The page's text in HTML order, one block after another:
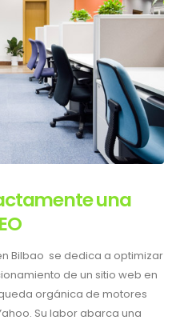
una
Bilbao se dedica a optimizar
de un sitio web en
orgánica de motores
Su labor abarca una